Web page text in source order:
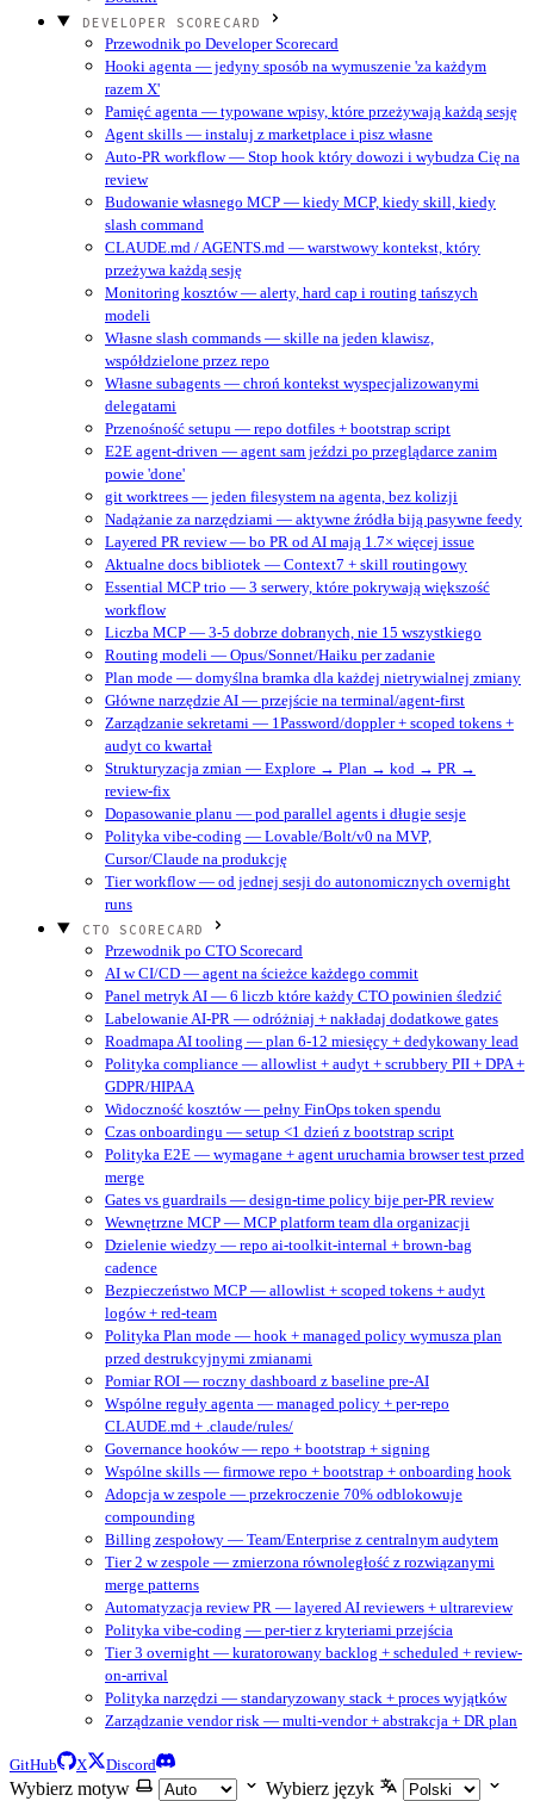
DEVELOPER SCORECARD
Przewodnik po Developer Scorecard
Hooki agenta — jedyny sposób na wymuszenie 'za każdym
razem X'
Pamięć agenta — typowane wpisy, które przeżywają każdą sesję
Agent skills — instaluj z marketplace i pisz własne
Auto-PR workflow — Stop hook który dowozi i wybudza Cię na
review
Budowanie własnego MCP — kiedy MCP, kiedy skill, kiedy
slash command
CLAUDE.md / AGENTS.md — warstwowy kontekst, który
przeżywa każdą sesję
Monitoring kosztów — alerty, hard cap i routing tańszych
modeli
Własne slash commands — skille na jeden klawisz,
współdzielone przez repo
Własne subagents — chroń kontekst wyspecjalizowanymi
delegatami
Przenośność setupu — repo dotfiles + bootstrap script
E2E agent-driven — agent sam jeździ po przeglądarce zanim
powie 'done'
git worktrees — jeden filesystem na agenta, bez kolizji
Nadążanie za narzędziami — aktywne źródła biją pasywne feedy
Layered PR review — bo PR od AI mają 1.7× więcej issue
Aktualne docs bibliotek — Context7 + skill routingowy
Essential MCP trio — 3 serwery, które pokrywają większość
workflow
Liczba MCP — 3-5 dobrze dobranych, nie 15 wszystkiego
Routing modeli — Opus/Sonnet/Haiku per zadanie
Plan mode — domyślna bramka dla każdej nietrywialnej zmiany
Główne narzędzie AI — przejście na terminal/agent‑first
Zarządzanie sekretami — 1Password/doppler + scoped tokens +
audyt co kwartał
Strukturyzacja zmian — Explore → Plan → kod → PR →
review-fix
Dopasowanie planu — pod parallel agents i długie sesje
Polityka vibe-coding — Lovable/Bolt/v0 na MVP,
Cursor/Claude na produkcję
Tier workflow — od jednej sesji do autonomicznych overnight
runs
CTO SCORECARD
Przewodnik po CTO Scorecard
AI w CI/CD — agent na ścieżce każdego commit
Panel metryk AI — 6 liczb które każdy CTO powinien śledzić
Labelowanie AI-PR — odróżniaj + nakładaj dodatkowe gates
Roadmapa AI tooling — plan 6-12 miesięcy + dedykowany lead
Polityka compliance — allowlist + audyt + scrubbery PII + DPA +
GDPR/HIPAA
Widoczność kosztów — pełny FinOps token spendu
Czas onboardingu — setup <1 dzień z bootstrap script
Polityka E2E — wymagane + agent uruchamia browser test przed
merge
Gates vs guardrails — design-time policy bije per-PR review
Wewnętrzne MCP — MCP platform team dla organizacji
Dzielenie wiedzy — repo ai-toolkit-internal + brown-bag
cadence
Bezpieczeństwo MCP — allowlist + scoped tokens + audyt
logów + red-team
Polityka Plan mode — hook + managed policy wymusza plan
przed destrukcyjnymi zmianami
Pomiar ROI — roczny dashboard z baseline pre-AI
Wspólne reguły agenta — managed policy + per-repo
CLAUDE.md + .claude/rules/
Governance hooków — repo + bootstrap + signing
Wspólne skills — firmowe repo + bootstrap + onboarding hook
Adopcja w zespole — przekroczenie 70% odblokowuje
compounding
Billing zespołowy — Team/Enterprise z centralnym audytem
Tier 2 w zespole — zmierzona równoległość z rozwiązanymi
merge patterns
Automatyzacja review PR — layered AI reviewers + ultrareview
Polityka vibe-coding — per-tier z kryteriami przejścia
Tier 3 overnight — kuratorowany backlog + scheduled + review-
on-arrival
Polityka narzędzi — standaryzowany stack + proces wyjątków
Zarządzanie vendor risk — multi-vendor + abstrakcja + DR plan
GitHub X Discord
Wybierz motyw Wybierz język